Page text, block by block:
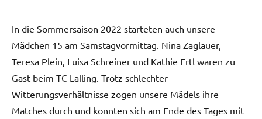
In die Sommersaison 2022 starteten auch unsere
Mädchen 15 am Samstagvormittag. Nina Zaglauer,
Teresa Plein, Luisa Schreiner und Kathie Ertl waren zu
Gast beim TC Lalling. Trotz schlechter
Witterungsverhältnisse zogen unsere Mädels ihre
Matches durch und konnten sich am Ende des Tages mit